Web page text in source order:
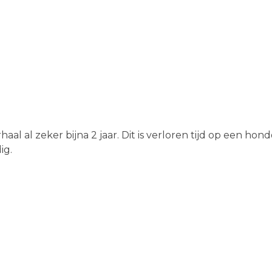
al zeker bijna 2 jaar. Dit is verloren tijd op een